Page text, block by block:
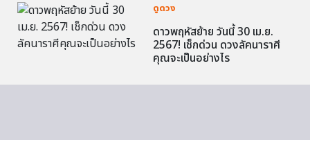
ดูดวง
ดาวพฤหัสย้าย วันนี้ 30 เม.ย.
2567! เช็กด่วน ดวงลัคนาราศี
คุณจะเป็นอย่างไร